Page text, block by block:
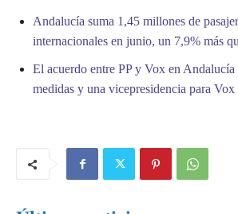
Andalucía suma 1,45 millones de
internacionales en junio, un 7,9% más
El acuerdo entre PP y Vox en
medidas y una vicepresidencia para Vox